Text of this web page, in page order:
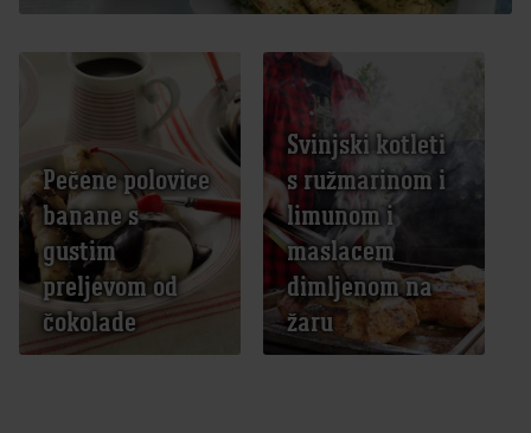
Pečene polovice
banane s
gustim
preljevom od
čokolade
Svinjski kotleti
s ružmarinom i
limunom i
maslacem
dimljenom na
žaru